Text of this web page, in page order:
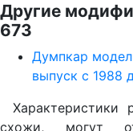
Другие
673
Думпкар
выпуск с 1988
схожи, могут